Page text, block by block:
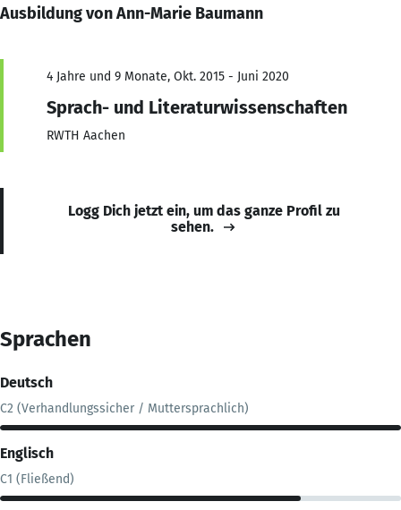
Ausbildung von Ann-Marie Baumann
4 Jahre und 9 Monate, Okt. 2015 - Juni 2020
Sprach- und Literaturwissenschaften
RWTH Aachen
Logg Dich jetzt ein, um das ganze Profil zu
sehen.
Sprachen
Deutsch
C2 (Verhandlungssicher / Muttersprachlich)
Englisch
C1 (Fließend)